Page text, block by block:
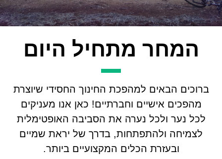
המחר מתחיל היום
ברוכים הבאים למהפכת החינוך החסידי שיוצרת
מהפכים אישיים וחברתיים! כאן אנו מעניקים
לכל נער ולכל נערה את הסביבה האופטימלית
לצמיחה ולהתפתחות, בדרך של יראת שמיים
ובעזרת הכלים המקצועיים ביותר.